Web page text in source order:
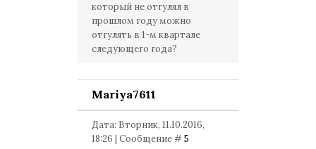
который не отгулял в
прошлом году можно
отгулять в 1-м квартале
следующего года?
Mariya7611
Дата: Вторник, 11.10.2016,
18:26 | Сообщение #5